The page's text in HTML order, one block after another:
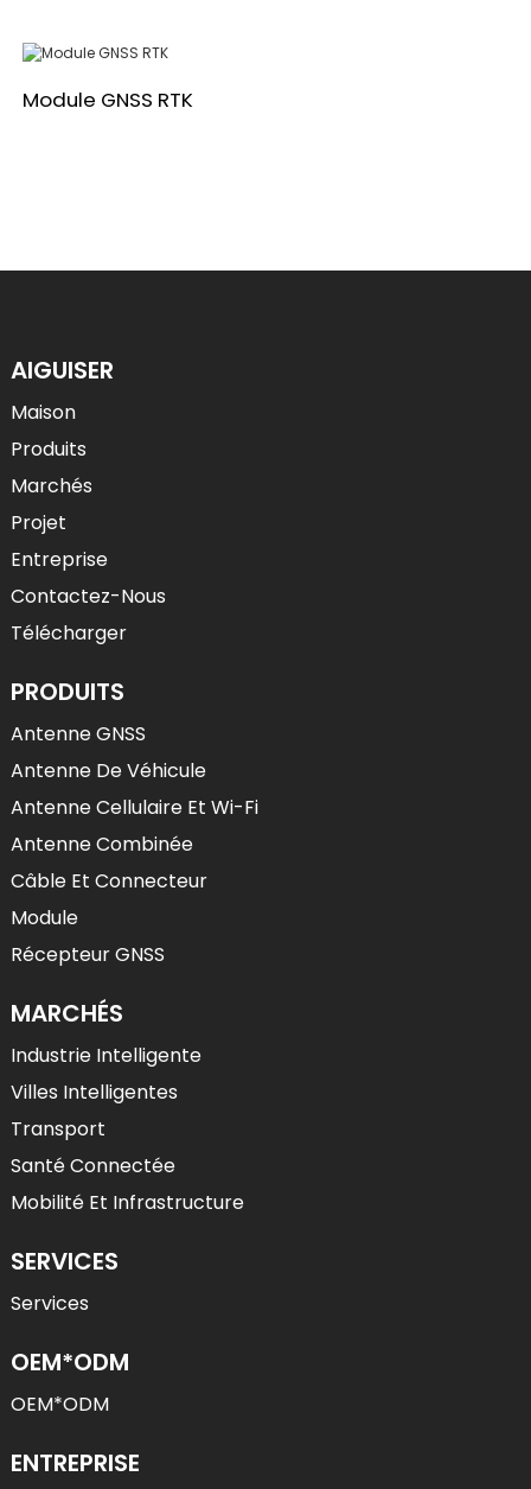
Module GNSS RTK
AIGUISER
Maison
Produits
Marchés
Projet
Entreprise
Contactez-Nous
Télécharger
PRODUITS
Antenne GNSS
Antenne De Véhicule
Antenne Cellulaire Et Wi-Fi
Antenne Combinée
Câble Et Connecteur
Module
Récepteur GNSS
MARCHÉS
Industrie Intelligente
Villes Intelligentes
Transport
Santé Connectée
Mobilité Et Infrastructure
SERVICES
Services
OEM*ODM
OEM*ODM
ENTREPRISE